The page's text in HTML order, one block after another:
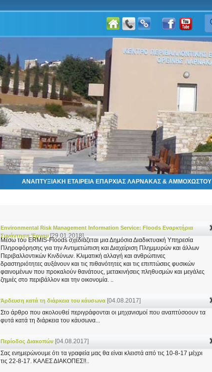
ΑΝΑΠΤΥΞΙΑΚΗ ΕΤΑΙΡΕΙΑ ΕΠΑΡΧΙΑΣ ΛΑΡΝΑΚΑΣ & ΑΜΜΟΧΩΣΤΟΥ
Environmental Risk Management Information Service: Floods Εναρκτήρια
Συνάντηση Έργου [29.01.2018]
Μέσω του ERMIS-Floods σχεδιάζεται μια Δημόσια Διαδικτυακή Υπηρεσία
Πληροφόρησης για την Αντιμετώπιση και Διαχείριση Πλημμυρών και άλλων
Περιβαλλοντικών Κινδύνων. Κλιματική αλλαγή και ανθρώπινες
δραστηριότητες αυξάνουν και τις πιθανότητες και τις επιπτώσεις φυσικών
φαινομένων που προκαλούν θανάτους, μετακινήσεις πληθυσμών και μεγάλες
ζημιές στο περιβάλλον και την οικονομία. ..
Άρδευση κατά τη διάρκεια του κάυσωνα [04.08.2017]
Στο άρθρο που ακολουθεί περιγράφονται οι μηχανισμοί που αναπτύσοουν τα
φυτά κατά τη διάρκεια του κάυσωνα...
Περίοδος Διακοπών [04.08.2017]
Σας ενημερώνουμε ότι τα γραφεία μας θα είναι κλειστά από τις 10-8-17 μέχρι
τις 22-8-17. ΚΑΛΕΣ ΔΙΑΚΟΠΕΣ!!..